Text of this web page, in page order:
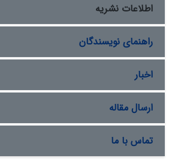
اطلاعات نشریه
راهنمای نویسندگان
اخبار
ارسال مقاله
تماس با ما